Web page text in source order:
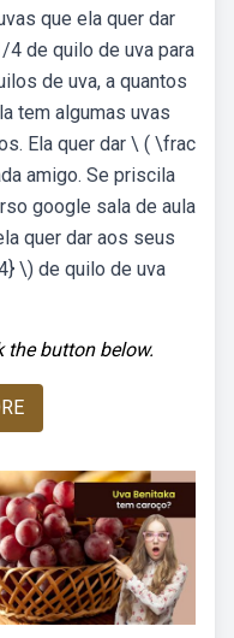
que ela quer dar
4 de quilo de uva para
de uva, a quantos
tem algumas uvas
Ela quer dar \ ( \frac
amigo. Se priscila
google sala de aula
quer dar aos seus
\) de quilo de uva
the button below.